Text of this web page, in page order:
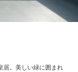
居。美しい緑に囲まれ